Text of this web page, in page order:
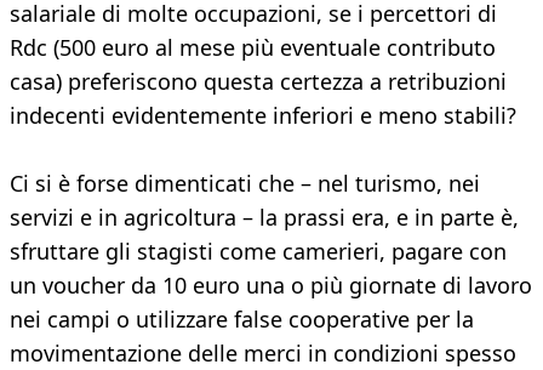
salariale di molte occupazioni, se i percettori di
Rdc (500 euro al mese più eventuale contributo
casa) preferiscono questa certezza a retribuzioni
indecenti evidentemente inferiori e meno stabili?
Ci si è forse dimenticati che – nel turismo, nei
servizi e in agricoltura – la prassi era, e in parte è,
sfruttare gli stagisti come camerieri, pagare con
un voucher da 10 euro una o più giornate di lavoro
nei campi o utilizzare false cooperative per la
movimentazione delle merci in condizioni spesso